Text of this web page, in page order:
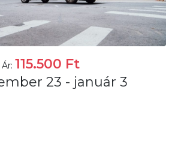
Ár: 115.500 Ft
23 - január 3